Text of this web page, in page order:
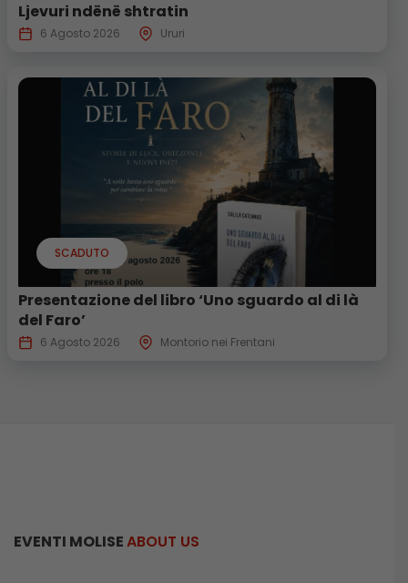
Ljevuri ndënë shtratin
6 Agosto 2026 Ururi
SCADUTO
Presentazione del libro ‘Uno sguardo al di là
del Faro’
6 Agosto 2026 Montorio nei Frentani
EVENTI MOLISEABOUT US